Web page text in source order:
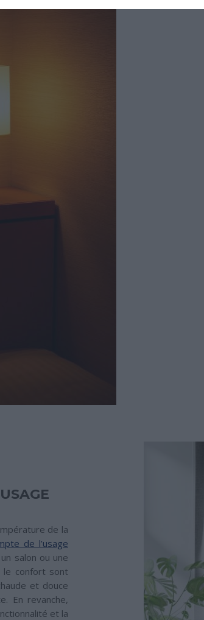
de la
de l’usage
salon ou une
le confort sont
et douce
En revanche,
et la